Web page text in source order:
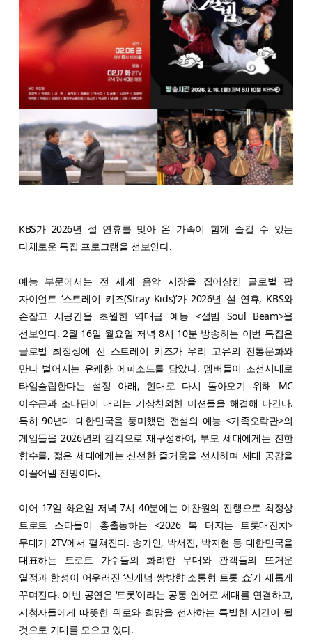
KBS가 2026년 설 연휴를 맞아 온 가족이 함께 즐길 수 있는
다채로운 특집 프로그램을 선보인다.
예능 부문에서는 전 세계 음악 시장을 집어삼킨 글로벌 팝
자이언트 ‘스트레이 키즈(Stray Kids)’가 2026년 설 연휴, KBS와
손잡고 시공간을 초월한 역대급 예능 <설빔 Soul Beam>을
선보인다. 2월 16일 월요일 저녁 8시 10분 방송하는 이번 특집은
글로벌 최정상에 선 스트레이 키즈가 우리 고유의 전통문화와
만나 벌어지는 유쾌한 에피소드를 담았다. 멤버들이 조선시대로
타임슬립한다는 설정 아래, 현대로 다시 돌아오기 위해 MC
이수근과 조나단이 내리는 기상천외한 미션들을 해결해 나간다.
특히 90년대 대한민국을 풍미했던 전설의 예능 <가족오락관>의
게임들을 2026년의 감각으로 재구성하여, 부모 세대에게는 진한
향수를, 젊은 세대에게는 신선한 즐거움을 선사하며 세대 공감을
이끌어낼 전망이다.
이어 17일 화요일 저녁 7시 40분에는 이찬원의 진행으로 최정상
트로트 스타들이 총출동하는 <2026 복 터지는 트롯대잔치>
무대가 2TV에서 펼쳐진다. 송가인, 박서진, 박지현 등 대한민국을
대표하는 트로트 가수들의 화려한 무대와 관객들의 뜨거운
열정과 함성이 어우러진 ‘신개념 쌍방향 소통형 트롯 쇼’가 새롭게
꾸며진다. 이번 공연은 ‘트롯’이라는 공통 언어로 세대를 연결하고,
시청자들에게 따뜻한 위로와 희망을 선사하는 특별한 시간이 될
것으로 기대를 모으고 있다.